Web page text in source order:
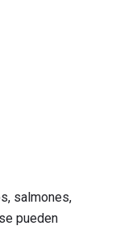
salmones,
pueden